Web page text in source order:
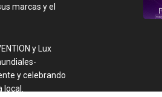
marcas y el
y Lux
y celebrando
local.